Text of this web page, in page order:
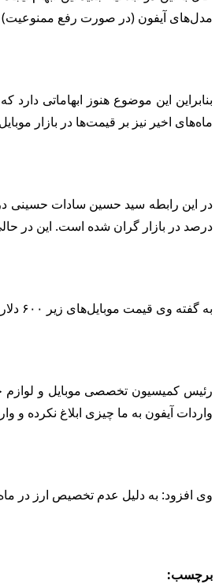
مدل‌های آیفون (در صورت رفع ممنوعیت) اعمال خواهد شد
بنابراین این موضوع هنوز ابهاماتی
ماه‌های اخیر نیز بر قیمت‌ها در بازار
درصد در بازار گران شده است. این در
به گفته وی قیمت موبایل‌های زیر ۶۰۰ دلار که با ارز نیمایی وارد می‌شود هم به دلیل عدم تخصیص ارز از دی ماه سال گذشته، حدود ۳۰ تا ۳۵ درصد افزایش یافته است.
رئیس کمیسیون تخصصی موبایل و لوازم
واردات آیفون به ما چیزی ابلاغ نکرده و
وی افزود: به دلیل عدم تخصیص ارز در
برچسب: